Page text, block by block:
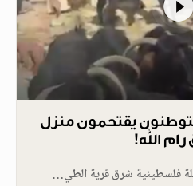
يقتحمون منزل
الله!
فلسطينية شرق قرية الطي…